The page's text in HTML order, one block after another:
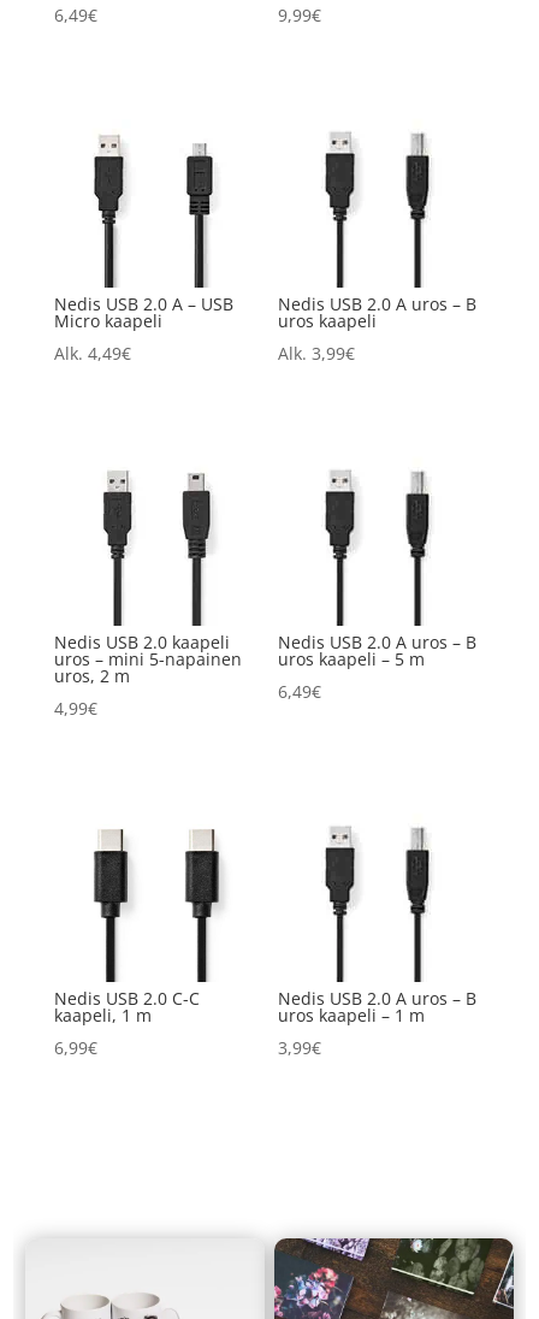
6,49€ 9,99€
Nedis USB 2.0 A – USB
Micro kaapeli
Alk. 4,49€
Nedis USB 2.0 A uros – B
uros kaapeli
Alk.3,99€
Nedis USB 2.0 kaapeli
uros – mini 5-napainen
uros, 2 m
4,99€
Nedis USB 2.0 A uros – B
uros kaapeli – 5 m
6,49€
Nedis USB 2.0 C-C
kaapeli, 1 m
6,99€
Nedis USB 2.0 A uros – B
uros kaapeli – 1 m
3,99€